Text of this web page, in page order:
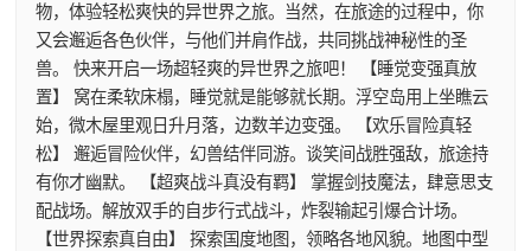
物，体验轻松爽快的异世界之旅。当然，在旅途的过程中，你
又会邂逅各色伙伴，与他们并肩作战，共同挑战神秘性的圣
兽。 快来开启一场超轻爽的异世界之旅吧！ 【睡觉变强真放
置】 窝在柔软床榻，睡觉就是能够就长期。浮空岛用上坐瞧云
始，微木屋里观日升月落，边数羊边变强。 【欢乐冒险真轻
松】 邂逅冒险伙伴，幻兽结伴同游。谈笑间战胜强敌，旅途持
有你才幽默。 【超爽战斗真没有羁】 掌握剑技魔法，肆意思支
配战场。解放双手的自步行式战斗，炸裂输起引爆合计场。
【世界探索真自由】 探索国度地图，领略各地风貌。地图中型